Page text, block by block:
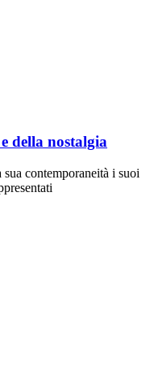
della nostalgia
contemporaneità i suoi